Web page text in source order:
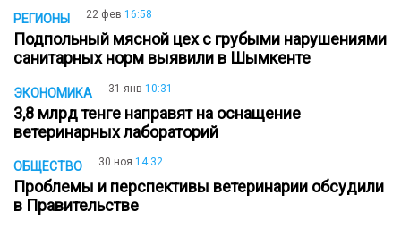
РЕГИОНЫ 22 фев 16:58
Подпольный мясной цех с грубыми нарушениями
санитарных норм выявили в Шымкенте
ЭКОНОМИКА 31 янв 10:31
3,8 млрд тенге направят на оснащение
ветеринарных лабораторий
ОБЩЕСТВО 30 ноя 14:32
Проблемы и перспективы ветеринарии обсудили
в Правительстве